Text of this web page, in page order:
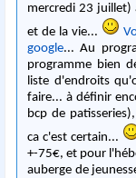
mercredi 23 juillet)
et de la vie...
google... Au programme, bah, on vit la vie, pas vraiment de
programme bien
liste d'endroits
faire... à définir
bcp de
ca c'est certain...
+-75€, et pour
auberge de